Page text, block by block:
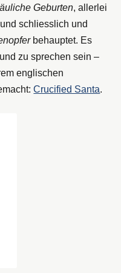
Geburten, allerlei
schliesslich und
behauptet. Es
zu sprechen sein –
englischen
Crucified Santa.